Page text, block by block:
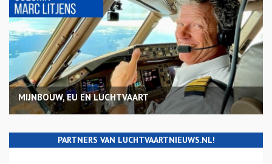
MIJNBOUW, EU EN LUCHTVAART
PARTNERS VAN LUCHTVAARTNIEUWS.NL!